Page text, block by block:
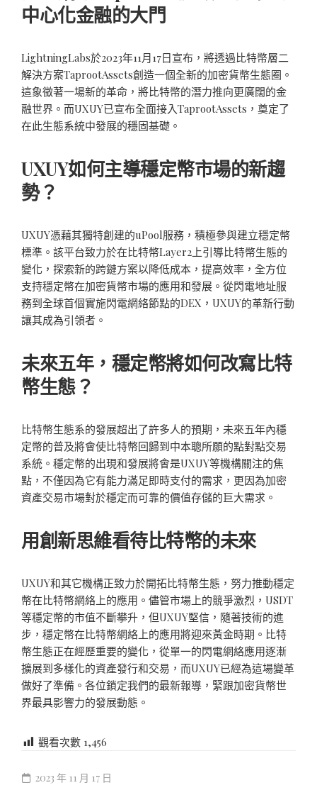
中心化金融的大門
LightningLabs於2023年11月17日宣布，將透過比特幣層二
解決方案TaprootAssets創造一個全新的加密貨幣生態圈。
這象徵著一場新的革命，將比特幣的潛力推向更廣闊的金
融世界。而UXUY已宣布全面接入TaprootAssets，奠定了
在此生態系統中發展的穩固基礎。
UXUY如何主導穩定幣市場的新趨
勢？
UXUY憑藉其獨特創建的uPool服務，積極參與建立穩定幣
標準。該平台致力於在比特幣Layer2上引導比特幣生態的
變化，探索新的跨鏈方案以降低成本，提高效率，全方位
支持穩定幣在加密貨幣市場的應用和發展。從閃電地址服
務到全球首個實施閃電網絡節點的DEX，UXUY的革新行動
讓其成為引領者。
未來五年，穩定幣將如何改寫比特
幣生態？
比特幣生態系的發展超出了許多人的預期，未來五年內穩
定幣的普及將會使比特幣回歸到中本聰所願的點對點交易
系統。穩定幣的出現和發展將會是UXUY等機構關注的焦
點，不僅因為它有能力滿足即時支付的需求，更因為加密
資產交易市場對於穩定而可靠的價值存儲的巨大需求。
用創新思維看待比特幣的未來
UXUY和其它機構正致力於開拓比特幣生態，努力推動穩定
幣在比特幣網絡上的應用。儘管市場上的競爭激烈，USDT
等穩定幣的市值不斷攀升，但UXUY堅信，隨著技術的進
步，穩定幣在比特幣網絡上的應用將迎來黃金時期。比特
幣生態正在經歷重要的變化，從單一的閃電網絡應用逐漸
擴展到多樣化的資產發行和交易，而UXUY已經為這場變革
做好了準備。各位鎖定我們的最新報導，緊跟加密貨幣世
界最具影響力的發展動態。
觀看次數 1,456
2023 年 11 月 17 日